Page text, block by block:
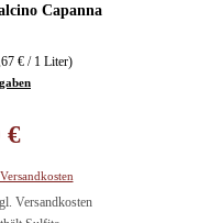
Capanna
€ / 1 Liter)
€
Versandkosten